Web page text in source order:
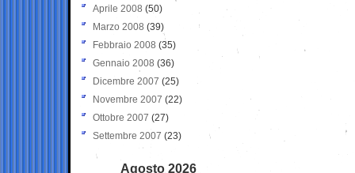
Aprile 2008 (50)
Marzo 2008 (39)
Febbraio 2008 (35)
Gennaio 2008 (36)
Dicembre 2007 (25)
Novembre 2007 (22)
Ottobre 2007 (27)
Settembre 2007 (23)
Agosto 2026